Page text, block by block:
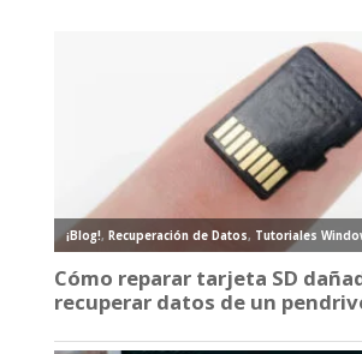
¡Blog!, Recuperación de Datos, Tutoriales
Cómo reparar tarjeta SD
recuperar datos de un